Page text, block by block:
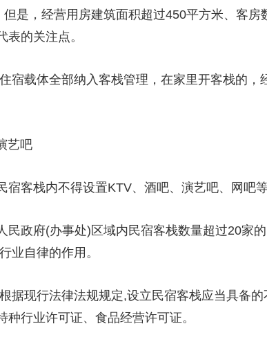
是，经营用房建筑面积超过450平方米、客
的关注点。
体全部纳入客栈管理，在家里开客栈的，
艺吧
栈内不得设置KTV、酒吧、演艺吧、网吧等
府(办事处)区域内民宿客栈数量超过20家的
业自律的作用。
行法律法规规定,设立民宿客栈应当具备的
行业许可证、食品经营许可证。